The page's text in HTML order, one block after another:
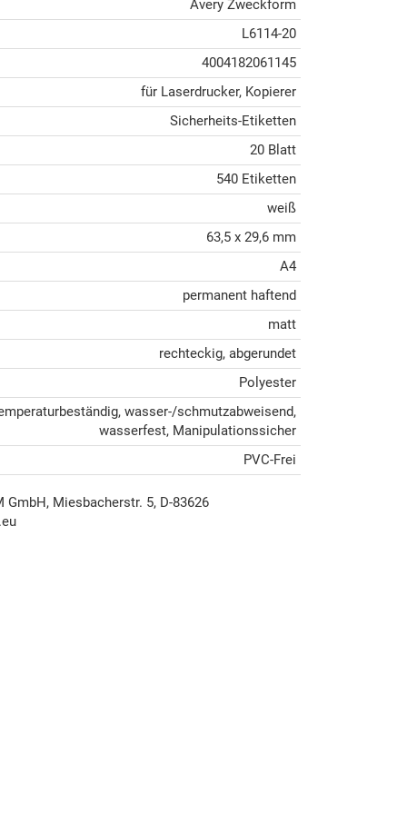
Avery Zweckform
L6114-20
4004182061145
für Laserdrucker, Kopierer
Sicherheits-Etiketten
20 Blatt
540 Etiketten
weiß
63,5 x 29,6 mm
A4
permanent haftend
matt
rechteckig, abgerundet
Polyester
wasser-/schmutzabweisend,
wasserfest, Manipulationssicher
PVC-Frei
GmbH, Miesbacherstr. 5, D-83626